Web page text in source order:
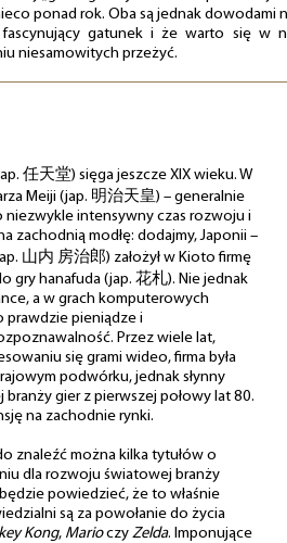
ponad rok. Oba są jednak dowodami
gatunek i że warto się w
niesamowitych przeżyć.
任天堂) sięga jeszcze XIX wieku. W
Meiji (jap. 明治天皇) – generalnie
niezwykle intensywny czas rozwoju i
zachodnią modłę: dodajmy, Japonii –
山内 房治郎) założył w Kioto firmę
gry hanafuda (jap. 花札). Nie jednak
a w grach komputerowych
prawdzie pieniądze i
Przez wiele lat,
się grami wideo, firma była
podwórku, jednak słynny
branży gier z pierwszej połowy lat 80.
na zachodnie rynki.
znaleźć można kilka tytułów o
dla rozwoju światowej branży
powiedzieć, że to właśnie
są za powołanie do życia
Kong, Marioczy Zelda. Imponujące